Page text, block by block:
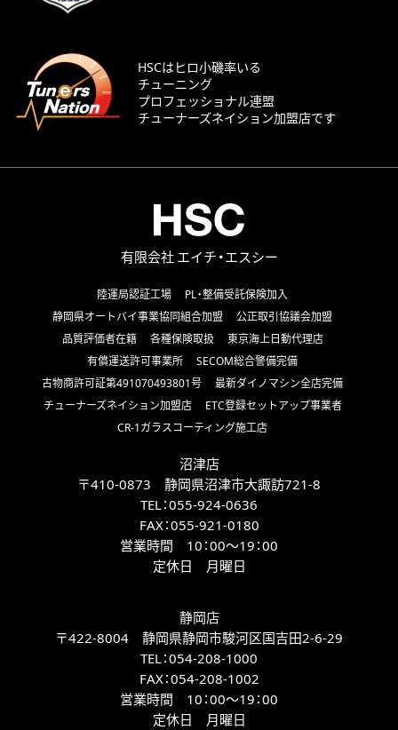
HSCはヒロ小磯率いる
チューニング
プロフェッショナル連盟
チューナーズネイション加盟店です
有限会社 エイチ・エスシー
陸運局認証工場
PL・整備受託保険加入
静岡県オートバイ事業協同組合加盟
公正取引協議会加盟
品質評価者在籍
各種保険取扱
東京海上日動代理店
有償運送許可事業所
SECOM総合警備完備
古物商許可証第491070493801号
最新ダイノマシン全店完備
チューナーズネイション加盟店
ETC登録セットアップ事業者
CR-1ガラスコーティング施工店
沼津店
〒410-0873 静岡県沼津市大諏訪721-8
TEL：055-924-0636
FAX：055-921-0180
営業時間 10：00～19：00
定休日 月曜日
静岡店
〒422-8004 静岡県静岡市駿河区国吉田2-6-29
TEL：054-208-1000
FAX：054-208-1002
営業時間 10：00～19：00
定休日 月曜日